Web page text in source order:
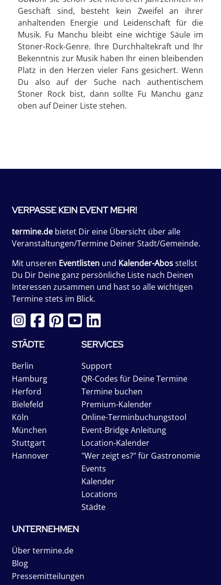
Geschäft sind, besteht kein Zweifel an ihrer
anhaltenden Energie und Leidenschaft für die
Musik. Fu Manchu bleibt eine wichtige Säule im
Stoner-Rock-Genre. Ihre Durchhaltekraft und Ihr
Bekenntnis zur Musik haben Ihr einen bleibenden
Platz in den Herzen vieler Fans gesichert. Wenn
Du also auf der Suche nach authentischem
Stoner Rock bist, dann sollte Fu Manchu ganz
oben auf Deiner Liste stehen.
VERPASSE KEIN EVENT MEHR!
termine.de bietet Dir eine Übersicht über alle
Veranstaltungen/Termine Deiner Stadt/Gemeinde.
Mit unseren Eventlisten und Kalender-Abosstellst
Du Dir Deine ganz persönliche Liste nach Deinen
Interessen zusammen und hast so alle wichtigen
Termine stets im Blick.
STÄDTE
Berlin
Hamburg
Herford
Bielefeld
Köln
München
Stuttgart
Hannover
SERVICES
Support
QR-Codes für Deine Termine
Termine buchen
Premium-Kalender
Online-Terminbuchungstool
Event-Bridge Anleitung
Location-Kalender
"Wer zeigt es?" für Gastronomie
Events
Kalender
Locations
Städte
UNTERNEHMEN
Über termine.de
Blog
Pressemitteilungen